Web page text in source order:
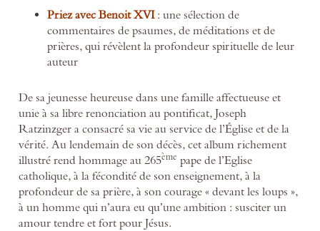
Priez avec Benoit XVI: une sélection de
commentaires de psaumes, de méditations et de
prières, qui révèlent la profondeur spirituelle de leur
auteur
De sa jeunesse heureuse dans une famille affectueuse et
unie à sa libre renonciation au pontificat, Joseph
Ratzinzger a consacré sa vie au service de l’Église et de la
vérité. Au lendemain de son décès, cet album richement
illustré rend hommage au 265ème pape de l’Eglise
catholique, à la fécondité de son enseignement, à la
profondeur de sa prière, à son courage « devant les loups »,
à un homme qui n’aura eu qu’une ambition : susciter un
amour tendre et fort pour Jésus.